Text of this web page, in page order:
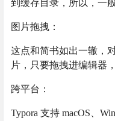
到缓存目录，所以，一
图片拖拽：
这点和简书如出一辙，
片，只要拖拽进编辑器
跨平台：
Typora 支持 macOS、